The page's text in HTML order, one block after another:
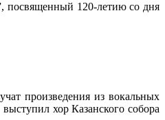
посвященный 120-летию со дня
произведения из вокальных
хор Казанского собора